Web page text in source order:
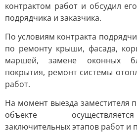
контрактом работ и обсудил
подрядчика и заказчика.
По условиям контракта
по ремонту крыши, фасада,
маршей, замене оконных
покрытия, ремонт системы
работ.
На момент выезда заместителя
объекте
заключительных этапов работ и